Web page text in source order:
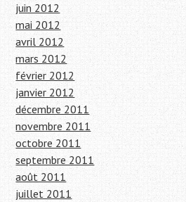
juin 2012
mai 2012
avril 2012
mars 2012
février 2012
janvier 2012
décembre 2011
novembre 2011
octobre 2011
septembre 2011
août 2011
juillet 2011